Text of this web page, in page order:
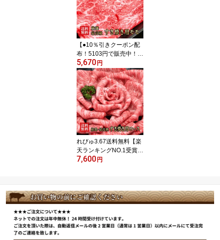
訳あり 牛肉 切り落とし
牛肉 ギフト 誕生日 お祝
い 内祝い 贈り物 御礼 お
取り寄せグルメ 父の日
ギフト お中元 ギフト
【●10％引きクーポン配
布！5103円で販売中！】
阿波黒牛 モモ すき焼き
用 450g（225g×2） 送料
無料 高級 国産 牛肉 すき
焼き 牛肉 赤身 牛肉 ギフ
ト 肉 ギフト お肉プレゼ
ント お祝い 内祝い 御礼
お取り寄せグルメ 牛肉
御歳暮 御祝い 父の日 ギ
フト お中元 ギフト
5,670 円
れびゅ3.67送料無料【楽
天ランキングNO.1受賞】
阿波黒牛 最高級 霜降
きを！【牛肉 すき焼
き ギフト お歳暮 お
牛肉 すき焼き 贈り物】
7,600 円